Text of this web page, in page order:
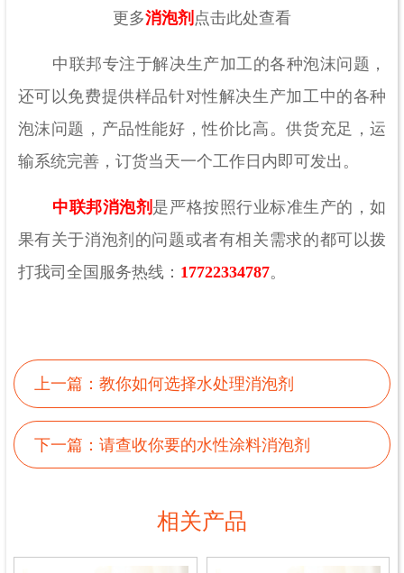
更多消泡剂 点击此处查看
中联邦专注于解决生产加工的各种泡沫问题，
还可以免费提供样品针对性解决生产加工中的各种
泡沫问题，产品性能好，性价比高。供货充足，运
输系统完善，订货当天一个工作日内即可发出。
中联邦消泡剂 是严格按照行业标准生产的，如
果有关于消泡剂的问题或者有相关需求的都可以拨
打我司全国服务热线： 17722334787。
上一篇： 教你如何选择水处理消泡剂
下一篇： 请查收你要的水性涂料消泡剂
相关产品